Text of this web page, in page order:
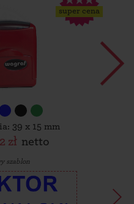
super cena
39 x 15 mm
zł netto
szablon